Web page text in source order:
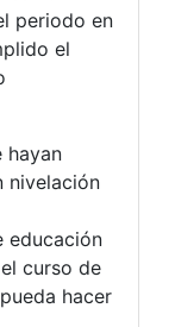
periodo en
el
hayan
nivelación
educación
curso de
hacer